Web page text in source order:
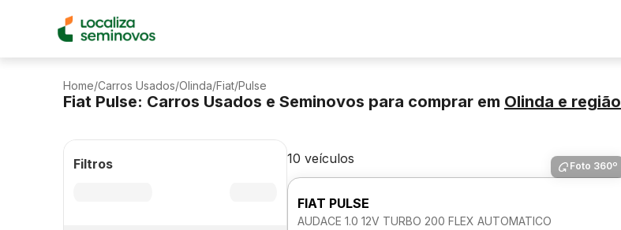
Home/Carros Usados/Olinda/Fiat/Pulse
Fiat Pulse: Carros Usados e Seminovos para comprar em Olinda e região
Filtros 10 veículos Foto 360º
FIAT PULSE
AUDACE 1.0 12V TURBO 200 FLEX AUTOMATICO